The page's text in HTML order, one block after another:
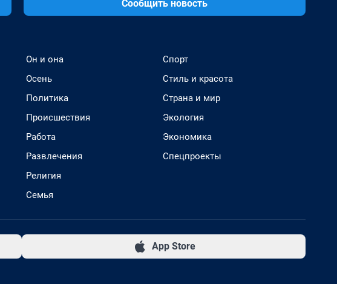
Сообщить новость
Он и она
Осень
Политика
Происшествия
Работа
Развлечения
Религия
Семья
Спорт
Стиль и красота
Страна и мир
Экология
Экономика
Спецпроекты
App Store